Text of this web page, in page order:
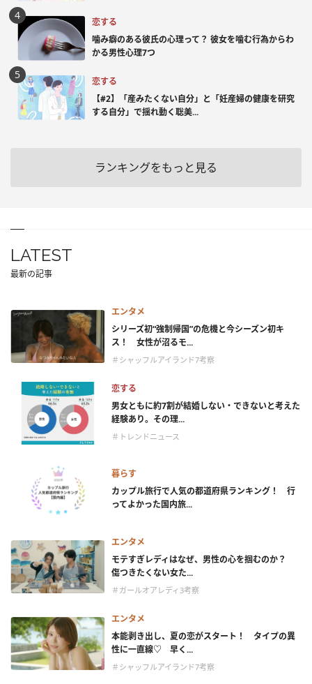
恋する
噛み癖のある彼氏の心理って？ 彼女を噛む行為からわ
かる男性心理7つ
恋する
【#2】「産みたくない自分」と「妊産婦の健康を研究
する自分」で揺れ動く聡美...
ランキングをもっと見る
LATEST
最新の記事
エンタメ
シリーズ初“強制帰国”の危機と今シーズン初キ
ス！ 女性が沼るモ...
＃シャッフルアイランド7考察
恋する
男女ともに約7割が結婚しない・できないと考えた
経験あり。その理...
＃トレンドニュース
暮らす
カップル旅行で人気の都道府県ランキング！ 行
ってよかった国内旅...
エンタメ
モテすぎレディはなぜ、男性の心を掴むのか？
傷つきたくない女た...
＃ガールオアレディ3考察
エンタメ
本能剥き出し、夏の恋がスタート！ タイプの異
性に一直線♡ 早く...
＃シャッフルアイランド7考察